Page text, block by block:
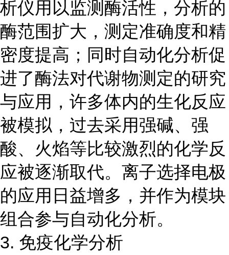
析仪用以监测酶活性，分析的
酶范围扩大，测定准确度和精
密度提高；同时自动化分析促
进了酶法对代谢物测定的研究
与应用，许多体内的生化反应
被模拟，过去采用强碱、强
酸、火焰等比较激烈的化学反
应被逐渐取代。离子选择电极
的应用日益增多，并作为模块
组合参与自动化分析。
3. 免疫化学分析